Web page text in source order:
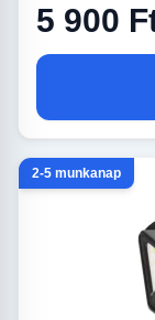
5 900
2-5 munkanap